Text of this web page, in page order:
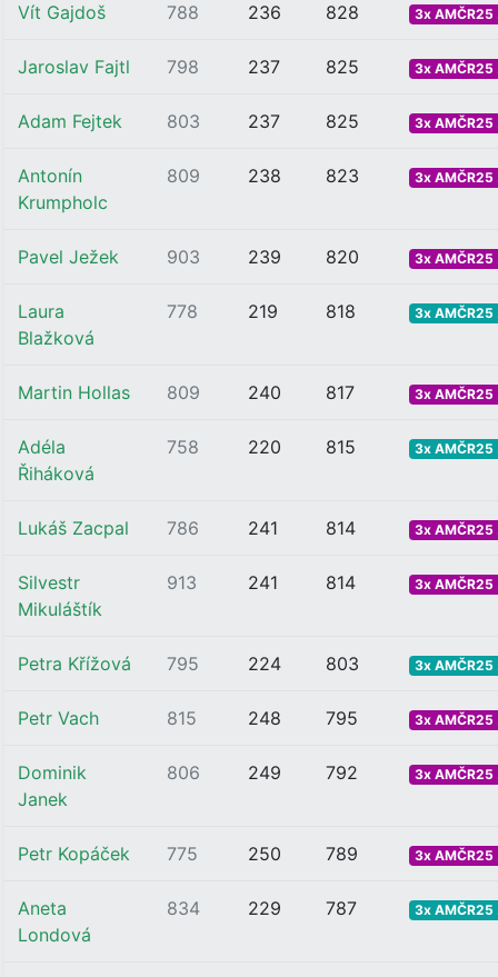
Vít Gajdoš 788 236 828 3x AMČR25
Jaroslav Fajtl 798 237 825 3x AMČR25
Adam Fejtek 803 237 825 3x AMČR25
Antonín
Krumpholc
809 238 823 3x AMČR25
Pavel Ježek 903 239 820 3x AMČR25
Laura
Blažková
778 219 818 3x
Martin Hollas 809 240 817 3x AMČR25
Adéla
Řiháková
758 220 815 3x
Lukáš Zacpal 786 241 814 3x AMČR25
Silvestr
Mikuláštík
913 241 814 3x AMČR25
Petra Křížová 795 224 803 3x
Petr Vach 815 248 795 3x AMČR25
Dominik
Janek
806 249 792 3x AMČR25
Petr Kopáček 775 250 789 3x AMČR25
Aneta
Londová
834 229 787 3x